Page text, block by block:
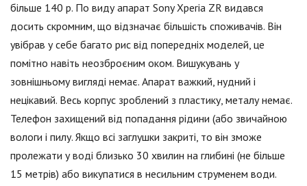
більше 140 р. По виду апарат Sony Xperia ZR видався
досить скромним, що відзначає більшість споживачів. Він
увібрав у себе багато рис від попередніх моделей, це
помітно навіть неозброєним оком. Вишукувань у
зовнішньому вигляді немає. Апарат важкий, нудний і
нецікавий. Весь корпус зроблений з пластику, металу немає.
Телефон захищений від попадання рідини (або звичайною
вологи і пилу. Якщо всі заглушки закриті, то він зможе
пролежати у воді близько 30 хвилин на глибині (не більше
15 метрів) або викупатися в несильним струменем води.